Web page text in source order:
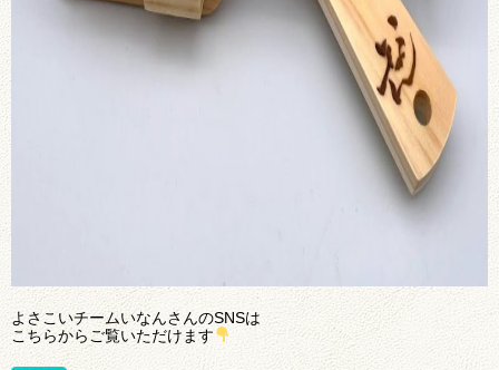
よさこいチームいなんさんのSNSは
こちらからご覧いただけます